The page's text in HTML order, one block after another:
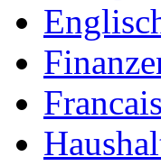
Francais